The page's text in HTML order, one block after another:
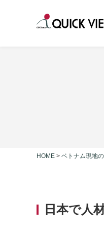
HOME > ベトナム現地
日本で人